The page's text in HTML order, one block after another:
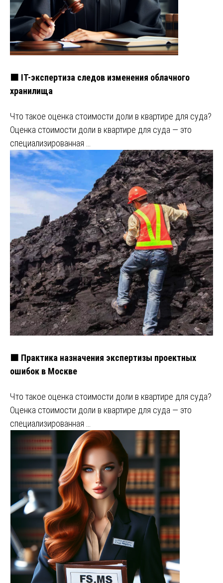
🟧 IT-экспертиза следов изменения облачного
хранилища
Что такое оценка стоимости доли в квартире для суда?
Оценка стоимости доли в квартире для суда — это
специализированная …
🟧 Практика назначения экспертизы проектных
ошибок в Москве
Что такое оценка стоимости доли в квартире для суда?
Оценка стоимости доли в квартире для суда — это
специализированная …